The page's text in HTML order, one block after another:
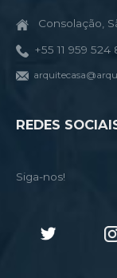
Consolação,
+55 11 959 524
REDES
Siga-nos!